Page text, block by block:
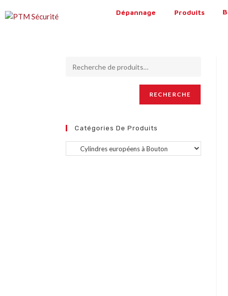
Dépannage Produits
RECHERCHE
Catégories De Produits